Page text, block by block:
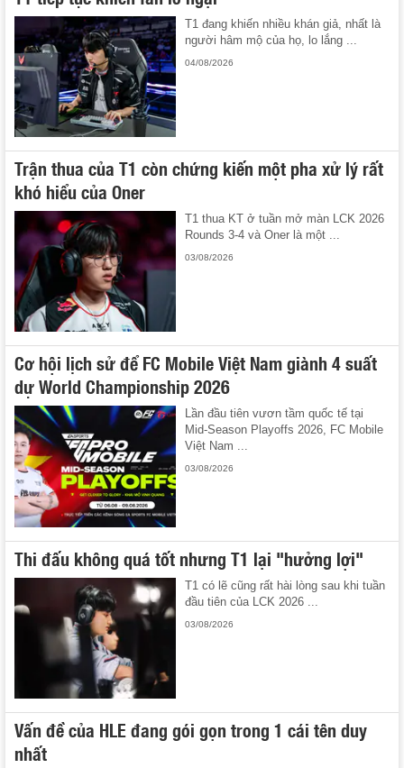
T1 đang khiến nhiều khán giả, nhất là
người hâm mộ của họ, lo lắng ...
04/08/2026
Trận thua của T1 còn chứng kiến một pha xử lý rất
khó hiểu của Oner
T1 thua KT ở tuần mở màn LCK 2026
Rounds 3-4 và Oner là một ...
03/08/2026
Cơ hội lịch sử để FC Mobile Việt Nam giành 4 suất
dự World Championship 2026
Lần đầu tiên vươn tầm quốc tế tại
Mid-Season Playoffs 2026, FC Mobile
Việt Nam ...
03/08/2026
Thi đấu không quá tốt nhưng T1 lại "hưởng lợi"
T1 có lẽ cũng rất hài lòng sau khi tuần
đầu tiên của LCK 2026 ...
03/08/2026
Vấn đề của HLE đang gói gọn trong 1 cái tên duy
nhất